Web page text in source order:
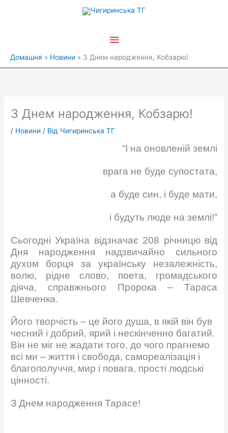
Головне
Домашня Новини З Днем народження, Кобзарю!
З Днем народження, Кобзарю!
/ Новини / Від Чигиринська ТГ
“І на оновленій землі
врага не буде супостата,
а буде син, і буде мати,
і будуть люде на землі!”
Сьогодні Україна відзначає 208 річницю від
Дня народження надзвичайно сильного
духом борця за українську незалежність,
волю, рідне слово, поета, громадського
діяча, справжнього Пророка – Тараса
Шевченка.
Його творчість – це його душа, в якій він був
чесний і добрий, ярий і нескінченно багатий.
Він не міг не жадати того, до чого прагнемо
всі ми – життя і свобода, самореалізація і
благополуччя, мир і повага, прості людські
цінності.
З Днем народження Тарасе!